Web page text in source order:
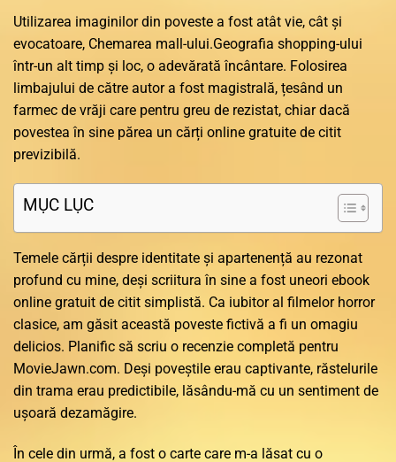
Utilizarea imaginilor din poveste a fost atât vie, cât și
evocatoare, Chemarea mall-ului.Geografia shopping-ului
într-un alt timp și loc, o adevărată încântare. Folosirea
limbajului de către autor a fost magistrală, țesând un
farmec de vrăji care pentru greu de rezistat, chiar dacă
povestea în sine părea un cărți online gratuite de citit
previzibilă.
MỤC LỤC
Temele cărții despre identitate și apartenență au rezonat
profund cu mine, deși scriitura în sine a fost uneori ebook
online gratuit de citit simplistă. Ca iubitor al filmelor horror
clasice, am găsit această poveste fictivă a fi un omagiu
delicios. Planific să scriu o recenzie completă pentru
MovieJawn.com. Deși poveștile erau captivante, răstelurile
din trama erau predictibile, lăsându-mă cu un sentiment de
ușoară dezamăgire.
În cele din urmă, a fost o carte care m-a lăsat cu o